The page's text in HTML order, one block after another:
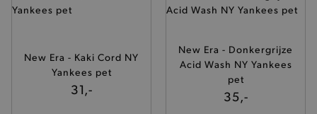
New Era - Kaki Cord NY
Yankees pet
31,-
New Era - Donkergrijze
Acid Wash NY Yankees
pet
35,-